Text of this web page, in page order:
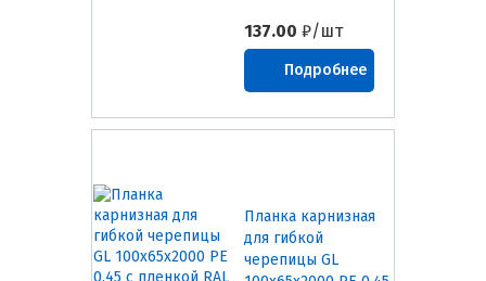
137.00 ₽/шт
Подробнее
Планка карнизная
для гибкой
черепицы GL